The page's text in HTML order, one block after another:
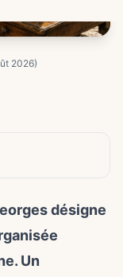
2026)
désigne
Un